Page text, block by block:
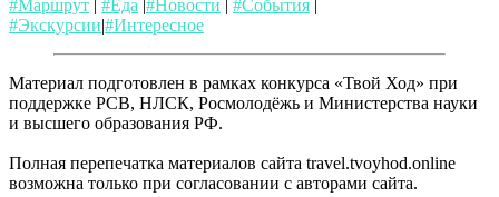
#Маршрут | #Еда |#Новости | #События |
#Экскурсии|#Интересное
Материал подготовлен в рамках конкурса «Твой Ход» при
поддержке РСВ, НЛСК, Росмолодёжь и Министерства науки
и высшего образования РФ.
Полная перепечатка материалов сайта travel.tvoyhod.online
возможна только при согласовании с авторами сайта.